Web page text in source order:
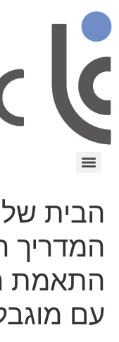
הבית
המדריך
התאמת
עם